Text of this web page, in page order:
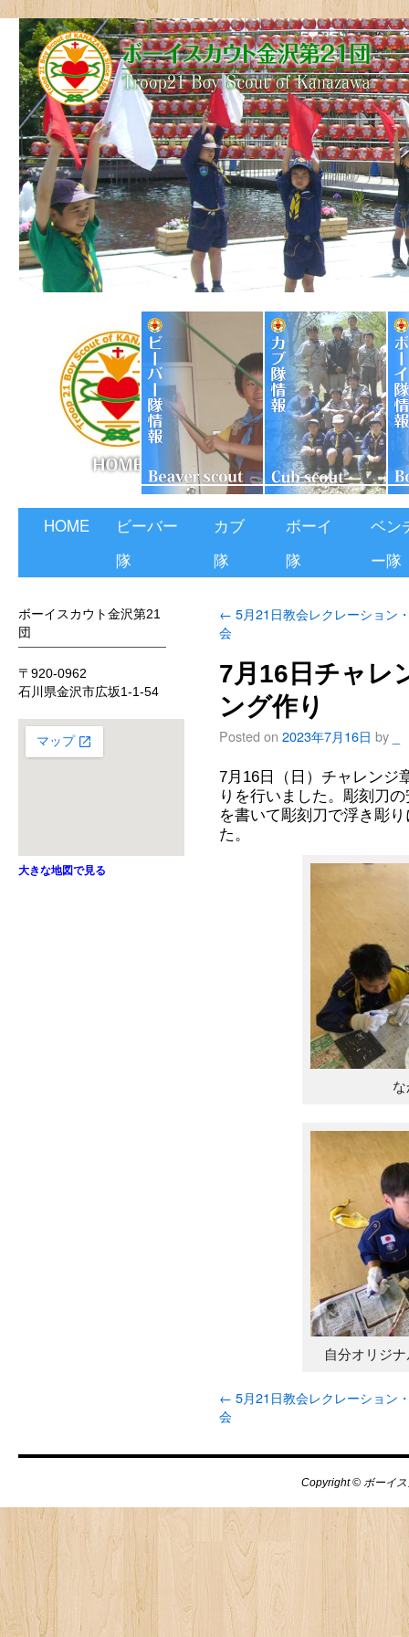
HOME
ビーバー
隊
カブ
隊
ボーイ
隊
ベン
ー隊
ボーイスカウト金沢第21
団
〒920-0962
石川県金沢市広坂1-1-54
大きな地図で見る
← 5月21日教会レクレーション
会
7月16日チャレ
ング作り
Posted on 2023年7月16日 by
7月16日（日）チャレンジ
りを行いました。彫刻刀
を書いて彫刻刀で浮き彫
た。
自分オリジ
← 5月21日教会レクレーション
会
Copyright © ボーイ